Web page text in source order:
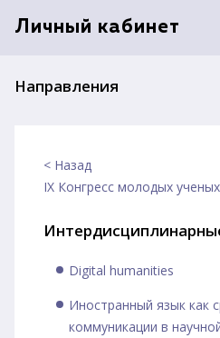
Личный кабинет
Направления
< Назад
IX Конгресс молодых
Digital humanities
Иностранный язык как
коммуникации в